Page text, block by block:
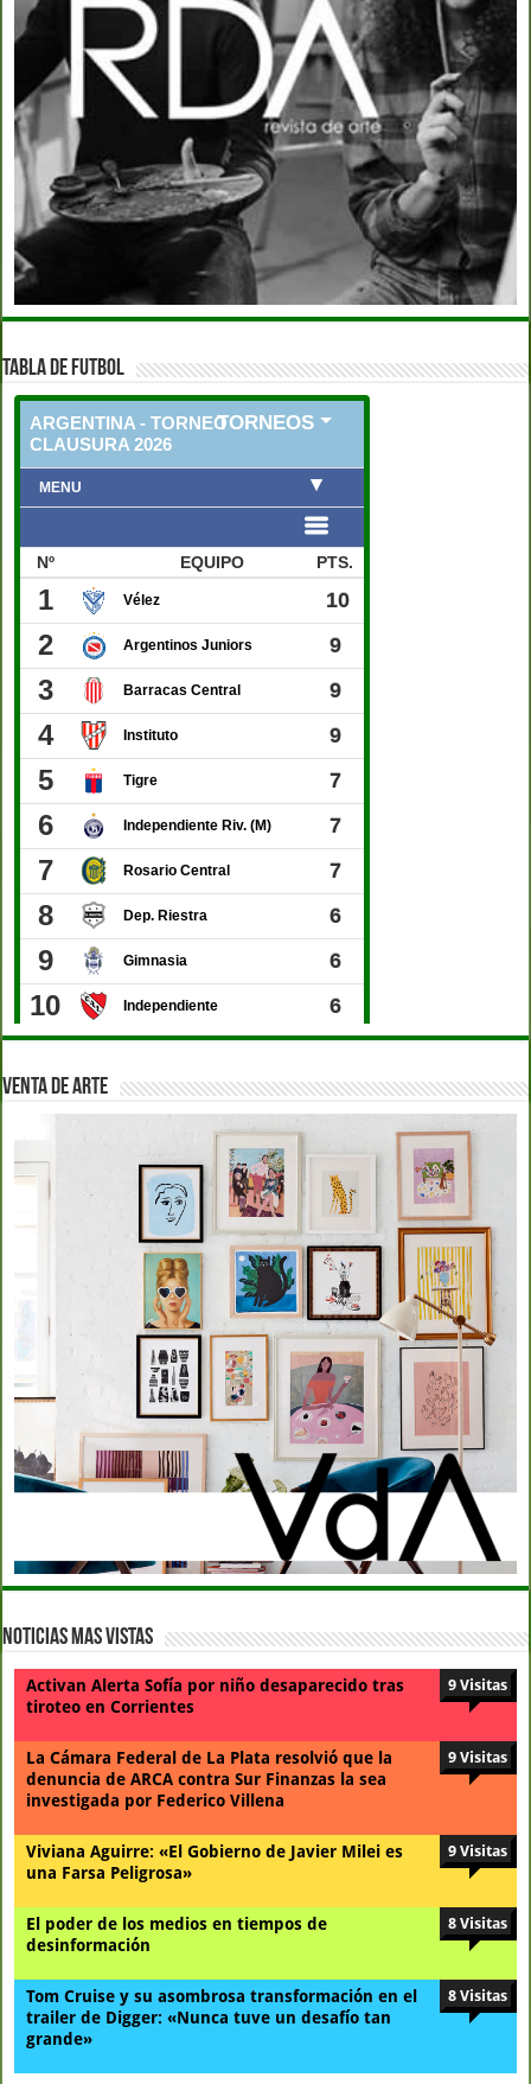
TABLA DE FUTBOL
VENTA DE ARTE
Noticias Mas Vistas
Activan Alerta Sofía por niño desaparecido tras
tiroteo en Corrientes
9 Visitas
La Cámara Federal de La Plata resolvió que la
denuncia de ARCA contra Sur Finanzas la sea
investigada por Federico Villena
9 Visitas
Viviana Aguirre: «El Gobierno de Javier Milei es
una Farsa Peligrosa»
9 Visitas
El poder de los medios en tiempos de
desinformación
8 Visitas
Tom Cruise y su asombrosa transformación en el
trailer de Digger: «Nunca tuve un desafío tan
grande»
8 Visitas